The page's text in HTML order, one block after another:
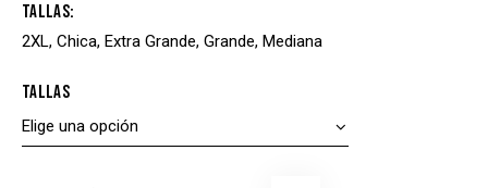
Tallas
2XL, Chica, Extra Grande, Grande, Mediana
Tallas